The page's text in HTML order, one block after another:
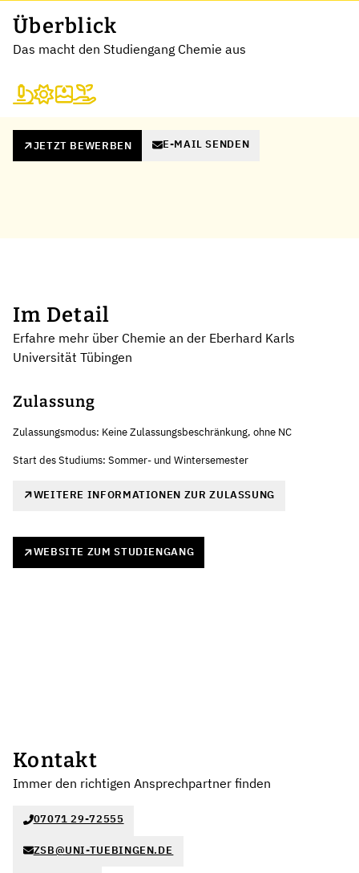
Überblick
Das macht den Studiengang Chemie aus
JETZT BEWERBEN E-MAIL SENDEN
Im Detail
Erfahre mehr über Chemie an der Eberhard Karls
Universität Tübingen
Zulassung
Zulassungsmodus: Keine Zulassungsbeschränkung, ohne NC
Start des Studiums: Sommer- und Wintersemester
WEITERE INFORMATIONEN ZUR ZULASSUNG
WEBSITE ZUM STUDIENGANG
Kontakt
Immer den richtigen Ansprechpartner finden
07071 29-72555
ZSB@UNI-TUEBINGEN.DE